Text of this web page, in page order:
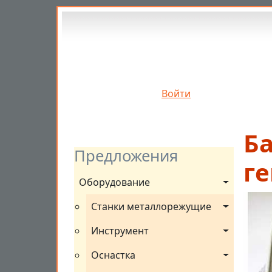
Перейти к основному содержанию
Войти
Предложения
Оборудование
Станки металлорежущие
Инструмент
Оснастка